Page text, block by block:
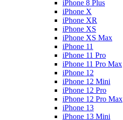
iPhone 8 Plus
iPhone X
iPhone XR
iPhone XS
iPhone XS Max
iPhone 11
iPhone 11 Pro
iPhone 11 Pro Max
iPhone 12
iPhone 12 Mini
iPhone 12 Pro
iPhone 12 Pro Max
iPhone 13
iPhone 13 Mini